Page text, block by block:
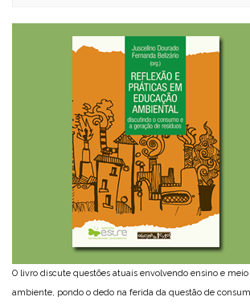
O livro discute questões atuais envolvendo ensino e meio
ambiente, pondo o dedo na ferida da questão de